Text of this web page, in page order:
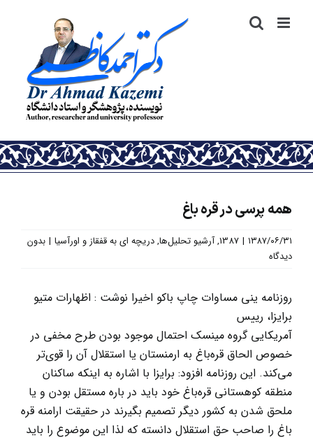
همه پرسی در قره باغ
۱۳۸۷/۰۶/۳۱ |
1387
,آرشیو تحلیل‌ها,دریچه ای به قفقاز و اورآسیا | بدون
دیدگاه
روزنامه ینی مساوات چاپ باکو اخیرا نوشت : اظهارات متیو
برایزا، رییس
آمریکایی گروه مینسک احتمال موجود بودن طرح‌ مخفی در
خصوص الحاق قره‌باغ به ارمنستان یا استقلال آن را قوی‌تر
می‌کند. این روزنامه افزود: برایزا با اشاره به اینکه ساکنان
منطقه کوهستانی قره‌باغ خود باید در باره مستقل بودن و یا
ملحق شدن به کشور دیگر تصمیم بگیرند در حقیقت ارامنه قره
باغ را صاحب حق استقلال دانسته که لذا این موضوع را باید